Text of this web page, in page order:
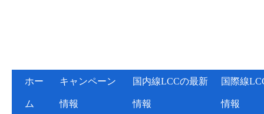
ホー
ム
キャンペーン
情報
国内線LCCの最新
情報
国際線
情報